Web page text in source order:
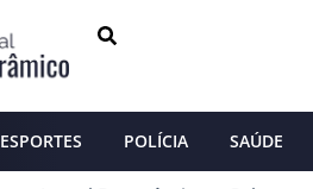
ESPORTES POLÍCIA SAÚDE